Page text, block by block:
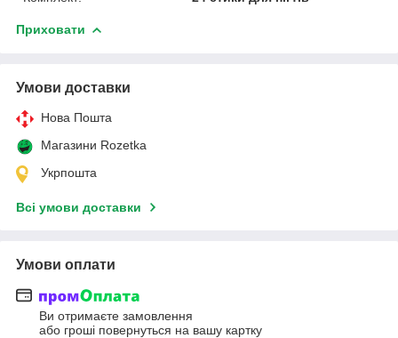
Приховати
Умови доставки
Нова Пошта
Магазини Rozetka
Укрпошта
Всі умови доставки
Умови оплати
Ви отримаєте замовлення
або гроші повернуться на вашу картку